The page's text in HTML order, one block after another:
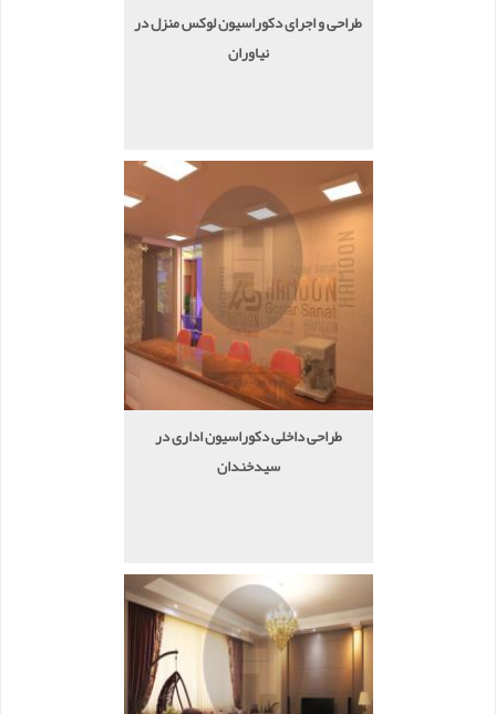
طراحی و اجرای دکوراسیون لوکس منزل در
نیاوران
طراحی داخلی دکوراسیون اداری در
سیدخندان